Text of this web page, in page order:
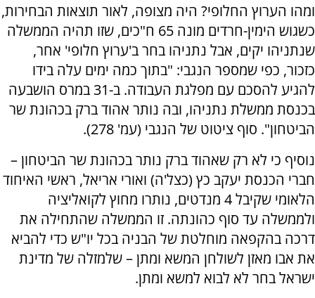
ומהו הערוץ החלופי? היה מצופה, לאור תוצאות הבחירות,
כשגוש הימין-חרדים מונה 65 ח"כים, שזו תהיה הממשלה
שנתניהו יקים, אבל נתניהו בחר ב'ערוץ חלופי' אחר,
כזכור, כפי שמספר הנגבי: "בתוך כמה ימים עלה בידו
להגיע להסכם עם מפלגת העבודה. ב-31 במרס הושבעה
בכנסת ממשלת נתניהו, ובה נותר אהוד ברק בכהונת שר
הביטחון". סוף ציטוט של הנגבי (עמ' 278).
נוסיף כי לא רק שאהוד ברק נותר בכהונת שר הביטחון –
חברי הכנסת יעקב כץ (כצל'ה) ואורי אריאל, ראשי האיחוד
הלאומי שקיבל 4 מנדטים, נותרו מחוץ לקואליציה
ולממשלה עד סוף כהונתה. זו הממשלה שהתחילה את
דרכה בהקפאה מוחלטת של הבניה בכל יו"ש כדי להביא
את אבו מאזן לשולחן המשא ומתן – שלמזלה של מדינת
ישראל בחר לא לבוא למשא ומתן.